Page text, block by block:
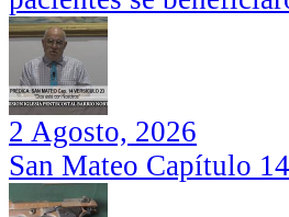
2 Agosto, 2026
San Mateo Capítulo